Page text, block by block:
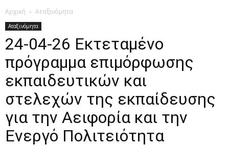
Αρχική Αταξινόμητα
Αταξινόμητα
24-04-26 Εκτεταμένο
πρόγραμμα επιμόρφωσης
εκπαιδευτικών και
στελεχών της εκπαίδευσης
για την Αειφορία και την
Ενεργό Πολιτειότητα